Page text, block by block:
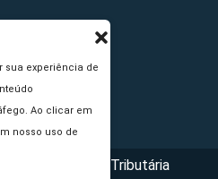
sua experiência de
Ao clicar em
nosso uso de
da Reforma Tributária